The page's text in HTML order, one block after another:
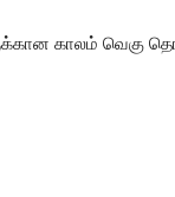
காலம் வெகு